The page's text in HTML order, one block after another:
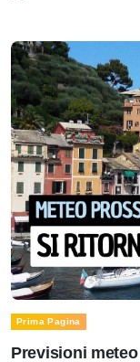
Prima Pagina
Previsioni